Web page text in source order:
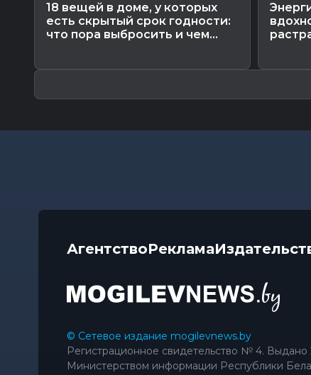
18 вещей в доме, у которых
есть скрытый срок годности:
что пора выбросить и чем...
АгентствоРеклама
© Сетевое издание mogilevnews.by
Регистрационное свидетельство № 4. Выдано
Министерством информации Республики